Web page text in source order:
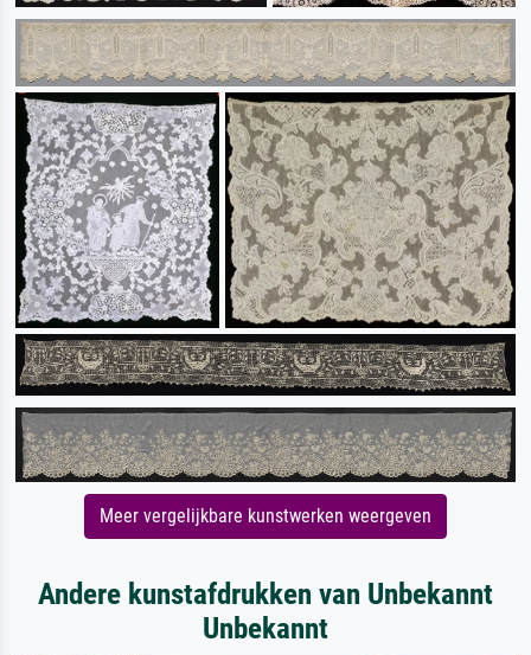
Meer vergelijkbare kunstwerken weergeven
Andere kunstafdrukken van Unbekannt
Unbekannt